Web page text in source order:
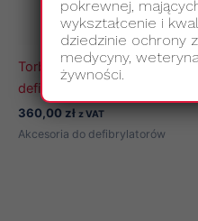
Torba transportowa do
defibrylatora AED iPAD
360,00 zł z VAT
Akcesoria do defibrylatorów
pokrewnej,
wykształcenie i
dziedzinie ochrony
medycyny,
żywności.